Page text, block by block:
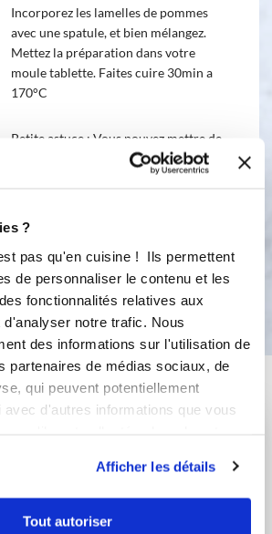
?
pas qu'en cuisine ! Ils permettent
de personnaliser le contenu et les
fonctionnalités relatives aux
notre trafic. Nous
des informations sur l'utilisation de
partenaires de médias sociaux, de
qui peuvent potentiellement
d'autres informations que vous
Afficher les détails
Tout autoriser
Incorporez les lamelles de pommes
avec une spatule, et bien mélangez.
Mettez la préparation dans votre
moule tablette. Faites cuire 30min a
170°C
Petite astuce : Vous pouvez mettre de
la gelee de coing pour donner un
aspect brillant. Ou du caramel au
appétit !
aussi ...